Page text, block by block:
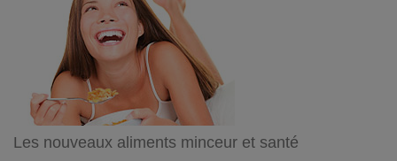
Les nouveaux aliments minceur et santé